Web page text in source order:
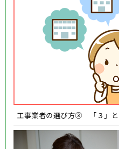
工事業者の選び方③ 「３」と